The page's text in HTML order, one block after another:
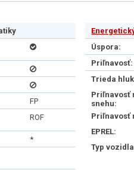
FP
ROF
*
Úspora:
Priľnavosť:
Trieda
Priľnavosť
snehu:
Priľnavosť
EPREL:
Typ